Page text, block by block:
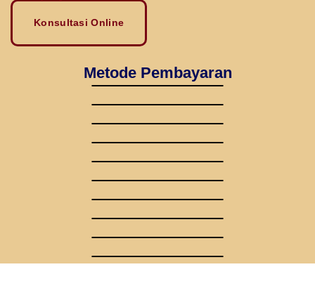
Konsultasi Online
Metode Pembayaran